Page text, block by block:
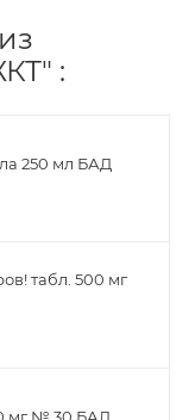
:
250 мл БАД
табл. 500 мг
мг № 30 БАД